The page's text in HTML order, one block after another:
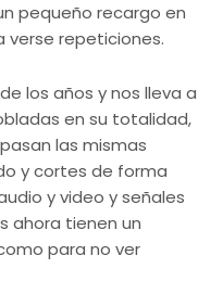
pequeño recargo en
verse repeticiones.
los años y nos lleva a
en su totalidad,
las mismas
y cortes de forma
y video y señales
ahora tienen un
para no ver